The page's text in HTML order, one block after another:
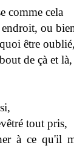
comme cela
ou
être oublié,
de çà et là,
tout pris,
à ce qu'il